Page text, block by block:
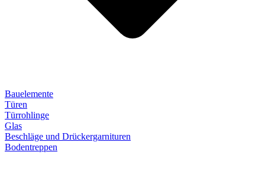
Bauelemente
Türen
Türrohlinge
Glas
Beschläge und Drückergarnituren
Bodentreppen